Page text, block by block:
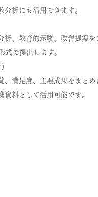
析にも活用できます。
、教育的示唆、改善提案を
で提出します。
満足度、主要成果をまとめ
料として活用可能です。